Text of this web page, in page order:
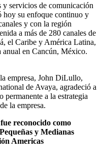
y servicios de comunicación
hoy su enfoque continuo y
y con la región
a más de 280 canales de
el Caribe y América Latina,
anual en Cancún, México.
empresa, John DiLullo,
de Avaya, agradeció a
permanente a la estrategia
la empresa.
reconocido como
y Medianas
Americas